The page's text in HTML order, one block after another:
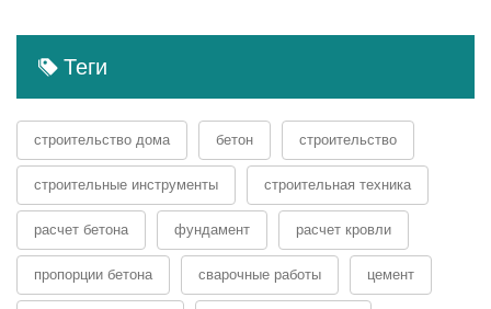
Теги
строительство дома бетон строительство
строительные инструменты строительная техника
расчет бетона фундамент расчет кровли
пропорции бетона сварочные работы цемент